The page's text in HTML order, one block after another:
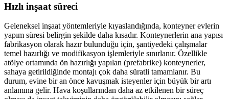
Hızlı inşaat süreci
Geleneksel inşaat yöntemleriyle kıyaslandığında, konteyner evlerin
yapım süresi belirgin şekilde daha kısadır. Konteynerlerin ana yapısı
fabrikasyon olarak hazır bulunduğu için, şantiyedeki çalışmalar
temel hazırlığı ve modifikasyon işlemleriyle sınırlanır. Özellikle
atölye ortamında ön hazırlığı yapılan (prefabrike) konteynerler,
sahaya getirildiğinde montajı çok daha süratli tamamlanır. Bu
durum, evine bir an önce kavuşmak isteyenler için büyük bir artı
anlamına gelir. Hava koşullarından daha az etkilenen bir süreç